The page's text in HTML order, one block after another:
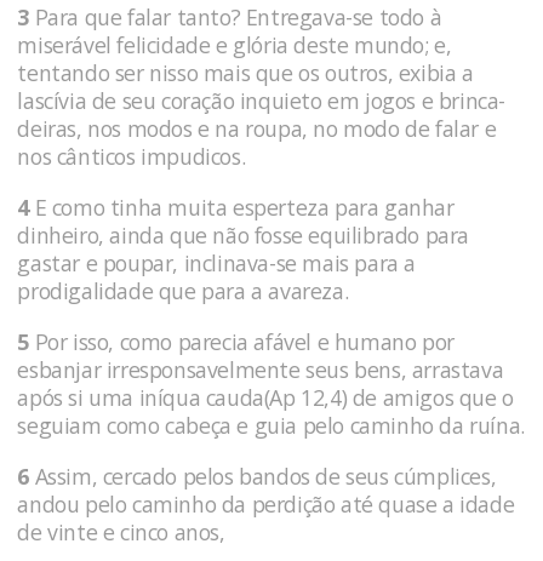
3 Para que falar tanto? Entregava-se todo à
miserável felicidade e gló­ria deste mundo; e,
tentando ser nisso mais que os outros, exibia a
lascívia de seu coração inquieto em jogos e brinca­
deiras, nos modos e na roupa, no modo de falar e
nos cânticos impudicos.
4E como tinha muita esperteza para ganhar
dinheiro, ainda que não fosse equilibrado para
gastar e poupar, inclinava-se mais para a
prodigalidade que para a avareza.
5 Por isso, como parecia afável e humano por
esbanjar irresponsavelmente seus bens, arrastava
após si uma iníqua cauda(Ap 12,4) de amigos que o
seguiam como cabeça e guia pelo caminho da ruína.
6 Assim, cercado pelos bandos de seus cúmplices,
andou pelo caminho da perdição até quase a idade
de vinte e cinco anos,